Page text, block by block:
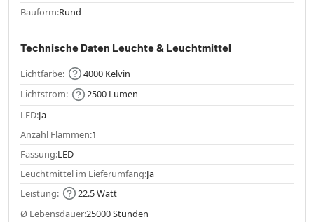
Bauform:Rund
Technische Daten Leuchte & Leuchtmittel
Lichtfarbe:
4000 Kelvin
Lichtstrom:
2500 Lumen
LED:Ja
Anzahl Flammen:1
Fassung:LED
Leuchtmittel im Lieferumfang:Ja
Leistung:
22.5 Watt
Ø Lebensdauer:25000 Stunden